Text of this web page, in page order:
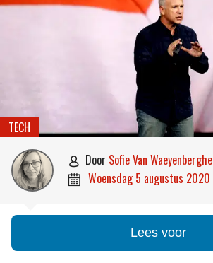
TECH
 door Sofie Van Waeyenberghe
 woensdag 5 augustus 2020
Lees voor